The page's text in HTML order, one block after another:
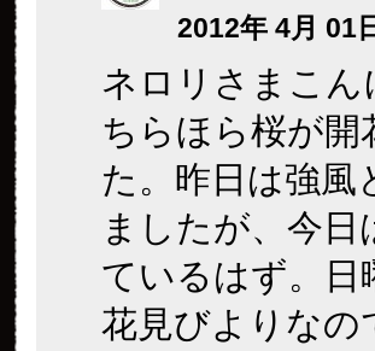
2012年 4月 01
ネロリさまこん
ちらほら桜が開
た。昨日は強風
ましたが、今
ているはず。日
花見びよりなの